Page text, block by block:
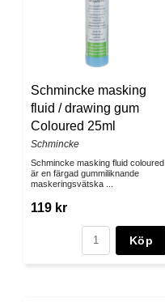
Schmincke masking
fluid / drawing gum
Coloured 25ml
Schmincke
Schmincke masking fluid coloured
är en färgad gummiliknande
maskeringsvätska ...
119 kr
Köp